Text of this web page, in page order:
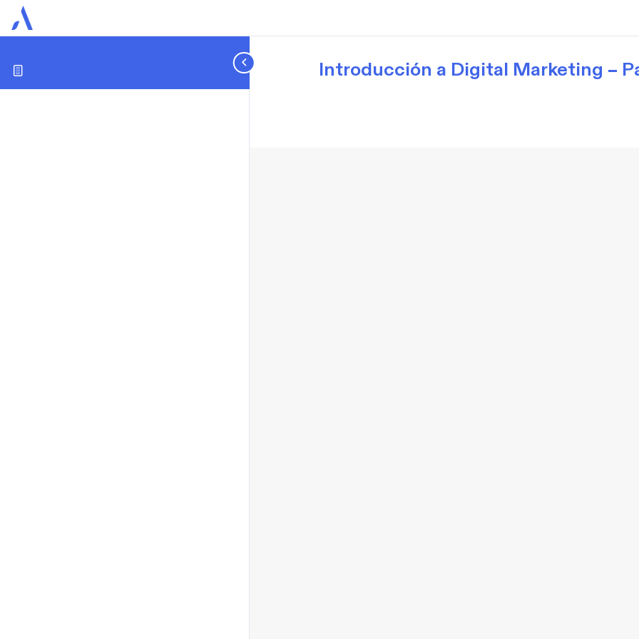
Introducción a Digital Marketing –